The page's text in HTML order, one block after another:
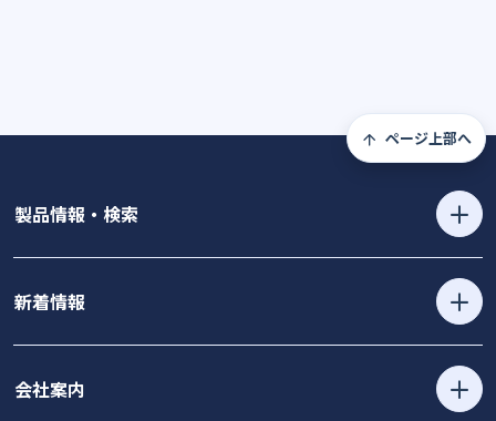
ページ上部へ
製品情報・検索
新着情報
会社案内